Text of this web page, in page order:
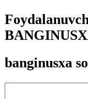
banginusxa